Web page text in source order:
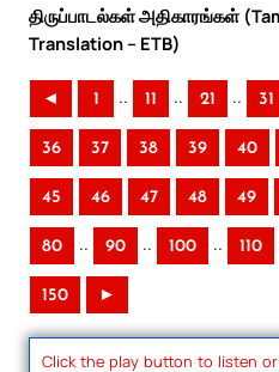
திருப்பாடல்கள் அதிகாரங்கள்
Translation – ETB)
◄ 1 .. 11 .. 21 .. 31
36 37 38 39 40
45 46 47 48 49
80 .. 90 .. 100 .. 110
150 ►
Click the play button to listen